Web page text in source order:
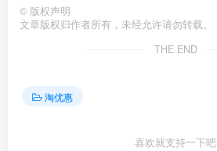
© 版权声明
文章版权归作者所有，未经允许请勿转载。
THE END
淘优惠
喜欢就支持一下吧